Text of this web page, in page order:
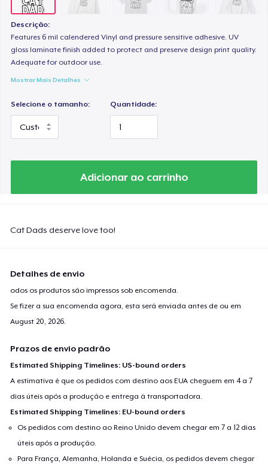
Descrição:
Features 6 mil calendered Vinyl and pressure sensitive adhesive. UV
gloss laminate finish added to protect and preserve design print quality.
Adequate for outdoor use.
Mostrar Mais Detalhes
Selecione o tamanho: Quantidade:
Adicionar ao carrinho
Cat Dads deserve love too!
Detalhes de envio
odos os produtos são impressos sob encomenda.
Se fizer a sua encomenda agora, esta será enviada antes de ou em
August 20, 2026.
Prazos de envio padrão
Estimated Shipping Timelines: US-bound orders
A estimativa é que os pedidos com destino aos EUA cheguem em 4 a 7
dias úteis após a produção e entrega à transportadora.
Estimated Shipping Timelines: EU-bound orders
Os pedidos com destino ao Reino Unido devem chegar em 7 a 12 dias
úteis após a produção.
Para França, Alemanha, Holanda e Suécia, os pedidos devem chegar